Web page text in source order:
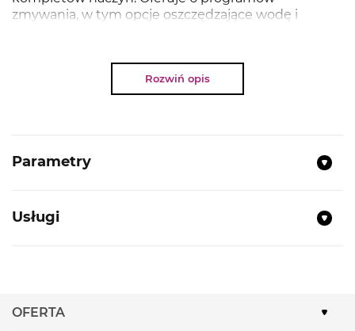
zmywania, w tym opcje oszczędzające wodę i
Dzięki szerokości 60 cm idealnie sprawdzi się w
większych kuchniach, zapewniając komfort
użytkowania i doskonałe efekty czyszczenia.
NAJWAŻNIEJSZE PARAMETRY
Liczba standardowych kompletów naczyń:
Dodatkowe funkcje:
Mycie wstępne, Połysk
Rozwiń opis
Parametry
Usługi
OFERTA